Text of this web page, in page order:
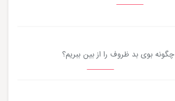
چگونه بوی بد ظروف را از بین ببریم؟